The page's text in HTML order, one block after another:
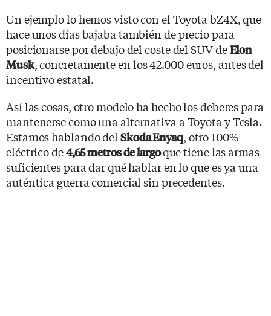
Un ejemplo lo hemos visto con el Toyota bZ4X, que
hace unos días bajaba también de precio para
posicionarse por debajo del coste del SUV deElon
Musk, concretamente en los 42.000 euros, antes del
incentivo estatal.
Así las cosas, otro modelo ha hecho los deberes para
mantenerse como una alternativa a Toyota y Tesla.
Estamos hablando del Skoda Enyaq, otro 100%
eléctrico de4,65 metros de largoque tiene las armas
suficientes para dar qué hablar en lo que es ya una
auténtica guerra comercial sin precedentes.